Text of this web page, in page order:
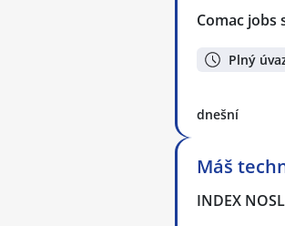
Comac jobs
Plný
dnešní
Máš
INDEX